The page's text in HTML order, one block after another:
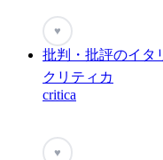
♥
批判・批評のイタ
クリティカ
critica
♥